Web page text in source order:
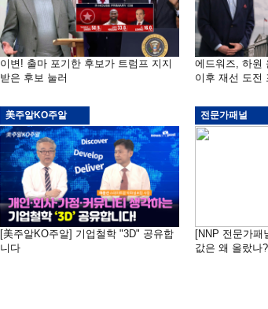
이변! 출마 포기한 후보가 트럼프 지지
받은 후보 눌러
에드워즈, 하원
이후 재선 도전
美주알KO주알
[美주알KO주알] 기업철학 "3D" 공유합
니다
전문가패널
[NNP 전문가패
값은 왜 올랐